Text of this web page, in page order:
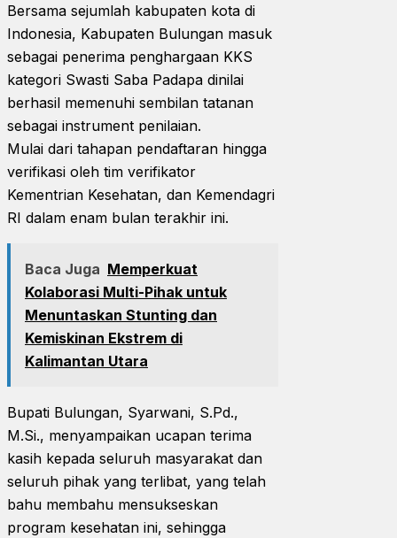
Bersama sejumlah kabupaten kota di
Indonesia, Kabupaten Bulungan masuk
sebagai penerima penghargaan KKS
kategori Swasti Saba Padapa dinilai
berhasil memenuhi sembilan tatanan
sebagai instrument penilaian.
Mulai dari tahapan pendaftaran hingga
verifikasi oleh tim verifikator
Kementrian Kesehatan, dan Kemendagri
RI dalam enam bulan terakhir ini.
Baca Juga Memperkuat
Kolaborasi Multi-Pihak untuk
Menuntaskan Stunting dan
Kemiskinan Ekstrem di
Kalimantan Utara
Bupati Bulungan, Syarwani, S.Pd.,
M.Si., menyampaikan ucapan terima
kasih kepada seluruh masyarakat dan
seluruh pihak yang terlibat, yang telah
bahu membahu mensukseskan
program kesehatan ini, sehingga